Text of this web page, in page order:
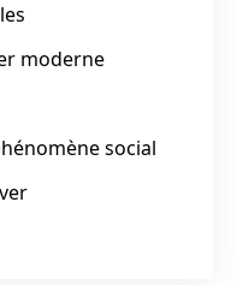
moderne
social